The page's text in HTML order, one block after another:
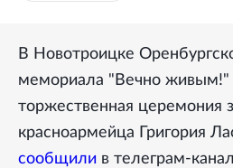
В Новотроицке
мемориала "Вечно живым!"
торжественная церемония
красноармейца Григория
сообщили в телеграм-